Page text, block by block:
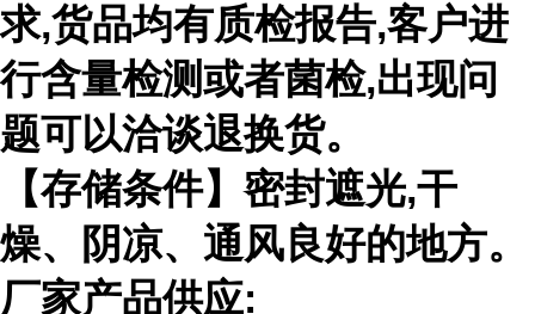
求,货品均有质检报告,客户进
行含量检测或者菌检,出现问
题可以洽谈退换货。
【存储条件】密封遮光,干
燥、阴凉、通风良好的地方。
厂家产品供应: